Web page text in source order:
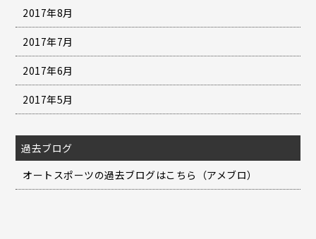
2017年8月
2017年7月
2017年6月
2017年5月
過去ブログ
オートスポーツの過去ブログはこちら（アメブロ）